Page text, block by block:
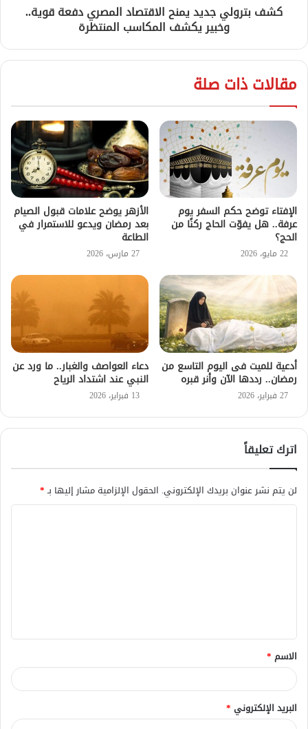
كشف بترولي جديد يمنح الاقتصاد المصري دفعة قوية..
وخبير يكشف المكاسب المنتظرة
مقالات ذات صلة
الإفتاء توضح حكم السفر يوم
عرفة.. هل يفوّت الحاج ركنًا من
الحج؟
22 مايو، 2026
الأزهر يوضح علامات قبول الصيام
بعد رمضان ويدعو للاستمرار في
الطاعة
27 مارس، 2026
أدعية للميت فى اليوم التاسع من
رمضان.. رددها الآن وأنر قبره
27 فبراير، 2026
دعاء العواصف والغبار.. ما ورد عن
النبي عند اشتداد الرياح
13 فبراير، 2026
اترك تعليقاً
لن يتم نشر عنوان بريدك الإلكتروني. الحقول الإلزامية مشار إليها بـ*
ق
*
الاسم *
البريد الإلكتروني *